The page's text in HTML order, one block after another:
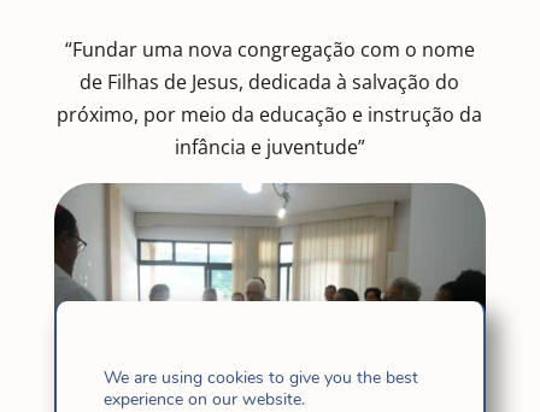
“Fundar uma nova congregação com o nome
de Filhas de Jesus, dedicada à salvação do
próximo, por meio da educação e instrução da
infância e juventude”
We are using cookies to give you the best
experience on our website.